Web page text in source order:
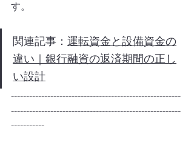
す。
関連記事： 運転資金と設備資金の
違い｜銀行融資の返済期間の正し
い設計
--------------------------------------------------------
--------------------------------------------------------
-----------